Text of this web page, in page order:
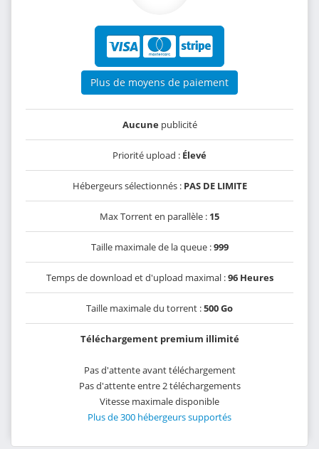
Plus de moyens de paiement
Aucunepublicité
Priorité upload : Élevé
Hébergeurs sélectionnés : PAS DE LIMITE
Max Torrent en parallèle : 15
Taille maximale de la queue :999
Temps de download et d'upload maximal :96 Heures
Taille maximale du torrent :500 Go
Téléchargement premium illimité
Pas d'attente avant téléchargement
Pas d'attente entre 2 téléchargements
Vitesse maximale disponible
Plus de 300 hébergeurs supportés